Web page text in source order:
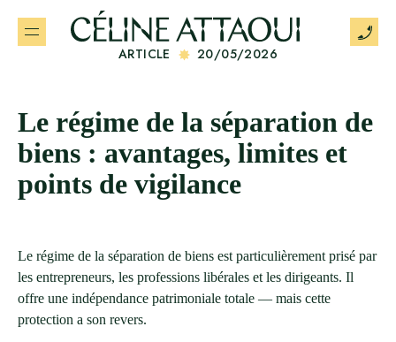
ARTICLE 20/05/2026
Le régime de la séparation de
biens : avantages, limites et
points de vigilance
Le régime de la séparation de biens est particulièrement prisé par
les entrepreneurs, les professions libérales et les dirigeants. Il
offre une indépendance patrimoniale totale — mais cette
protection a son revers.